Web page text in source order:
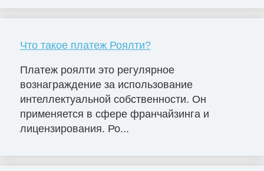
Что такое платеж Роялти?
Платеж роялти это регулярное
вознаграждение за использование
интеллектуальной собственности. Он
применяется в сфере франчайзинга и
лицензирования. Ро...